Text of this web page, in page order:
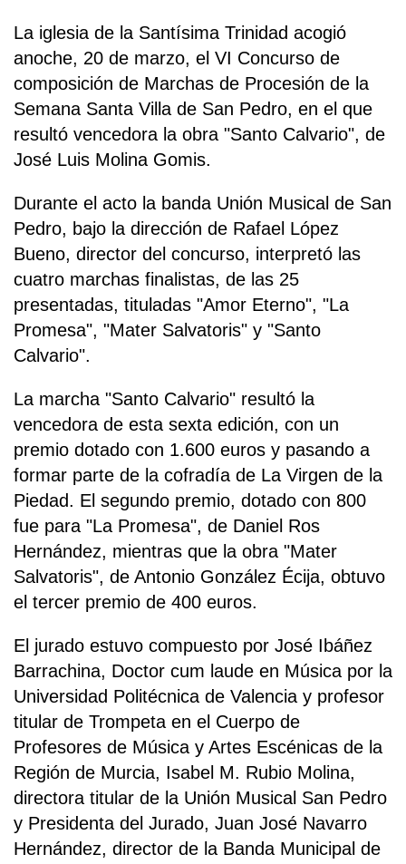
La iglesia de la Santísima Trinidad acogió
anoche, 20 de marzo, el VI Concurso de
composición de Marchas de Procesión de la
Semana Santa Villa de San Pedro, en el que
resultó vencedora la obra "Santo Calvario", de
José Luis Molina Gomis.
Durante el acto la banda Unión Musical de San
Pedro, bajo la dirección de Rafael López
Bueno, director del concurso, interpretó las
cuatro marchas finalistas, de las 25
presentadas, tituladas "Amor Eterno", "La
Promesa", "Mater Salvatoris" y "Santo
Calvario".
La marcha "Santo Calvario" resultó la
vencedora de esta sexta edición, con un
premio dotado con 1.600 euros y pasando a
formar parte de la cofradía de La Virgen de la
Piedad. El segundo premio, dotado con 800
fue para "La Promesa", de Daniel Ros
Hernández, mientras que la obra "Mater
Salvatoris", de Antonio González Écija, obtuvo
el tercer premio de 400 euros.
El jurado estuvo compuesto por José Ibáñez
Barrachina, Doctor cum laude en Música por la
Universidad Politécnica de Valencia y profesor
titular de Trompeta en el Cuerpo de
Profesores de Música y Artes Escénicas de la
Región de Murcia, Isabel M. Rubio Molina,
directora titular de la Unión Musical San Pedro
y Presidenta del Jurado, Juan José Navarro
Hernández, director de la Banda Municipal de